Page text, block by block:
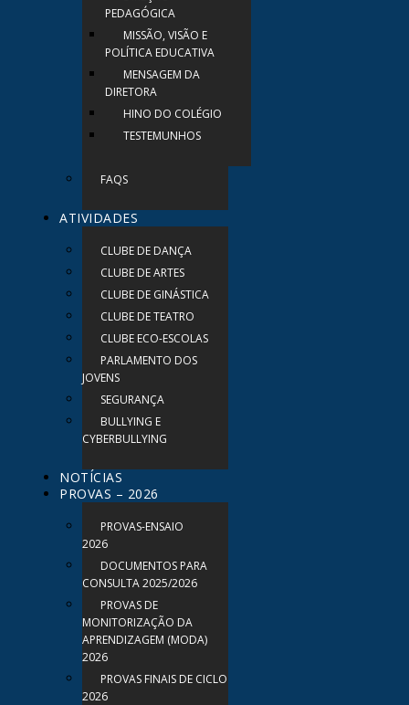
PEDAGÓGICA
MISSÃO, VISÃO E
POLÍTICA EDUCATIVA
MENSAGEM DA
DIRETORA
HINO DO COLÉGIO
TESTEMUNHOS
FAQS
ATIVIDADES
CLUBE DE DANÇA
CLUBE DE ARTES
CLUBE DE GINÁSTICA
CLUBE DE TEATRO
CLUBE ECO-ESCOLAS
PARLAMENTO DOS
JOVENS
SEGURANÇA
BULLYING E
CYBERBULLYING
NOTÍCIAS
PROVAS – 2026
PROVAS-ENSAIO
2026
DOCUMENTOS PARA
CONSULTA 2025/2026
PROVAS DE
MONITORIZAÇÃO DA
APRENDIZAGEM (MODA)
2026
PROVAS FINAIS DE CICLO
2026